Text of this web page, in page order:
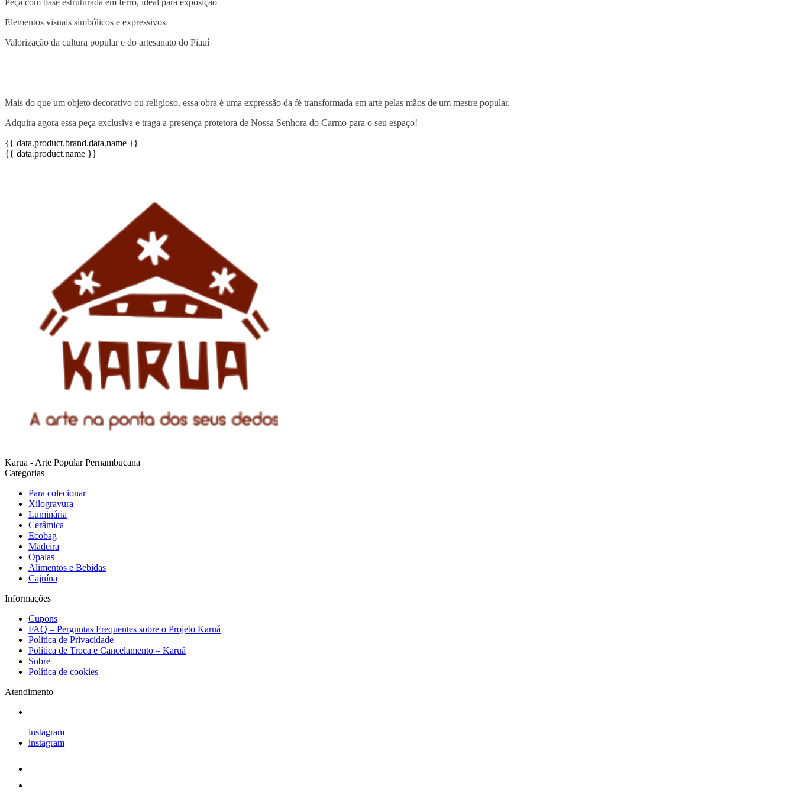
Elementos visuais simbólicos e expressivos
Valorização da cultura popular e do artesanato do Piauí
Mais do que um objeto decorativo ou religioso, essa obra é uma expressão da fé transformada em arte pelas mãos de um mestre popular.
Adquira agora essa peça exclusiva e traga a presença protetora de Nossa Senhora do Carmo para o seu espaço!
{{ data.product.brand.data.name }}
{{ data.product.name }}
Karua - Arte Popular Pernambucana
Categorias
Para colecionar
Xilogravura
Luminária
Cerâmica
Ecobag
Madeira
Opalas
Alimentos e Bebidas
Cajuína
Informações
Cupons
FAQ – Perguntas Frequentes sobre o Projeto Karuá
Politica de Privacidade
Política de Troca e Cancelamento – Karuá
Sobre
Política de cookies
Atendimento
instagram
instagram